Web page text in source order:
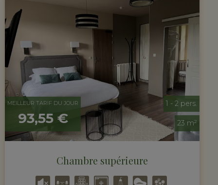
1 - 2 pers.
23 m²
MEILLEUR TARIF DU JOUR
93,55 €
Chambre supérieure